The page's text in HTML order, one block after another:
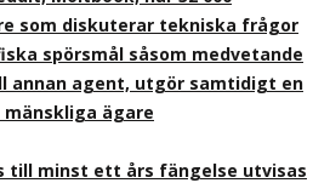
som diskuterar tekniska frågor
spörsmål såsom medvetande
annan agent, utgör samtidigt en
ägare
till minst ett års fängelse utvisas